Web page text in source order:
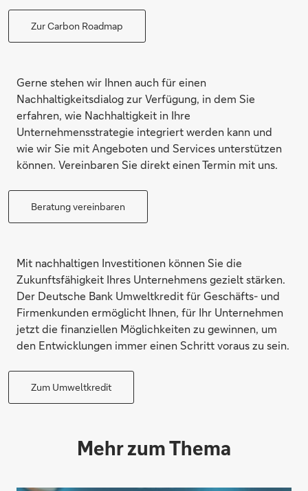
Zur Carbon Roadmap
Gerne stehen wir Ihnen auch für einen
Nachhaltigkeitsdialog zur Verfügung, in dem Sie
erfahren, wie Nachhaltigkeit in Ihre
Unternehmensstrategie integriert werden kann und
wie wir Sie mit Angeboten und Services unterstützen
können. Vereinbaren Sie direkt einen Termin mit uns.
Beratung vereinbaren
Mit nachhaltigen Investitionen können Sie die
Zukunftsfähigkeit Ihres Unternehmens gezielt stärken.
Der Deutsche Bank Umweltkredit für Geschäfts- und
Firmenkunden ermöglicht Ihnen, für Ihr Unternehmen
jetzt die finanziellen Möglichkeiten zu gewinnen, um
den Entwicklungen immer einen Schritt voraus zu sein.
Zum Umweltkredit
Mehr zum Thema